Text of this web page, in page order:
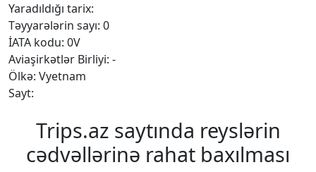
Yaradıldığı tarix:
Təyyarələrin sayı: 0
İATA kodu: 0V
Aviaşirkətlər Birliyi: -
Ölkə: Vyetnam
Sayt:
Trips.az saytında reyslərin
cədvəllərinə rahat baxılması